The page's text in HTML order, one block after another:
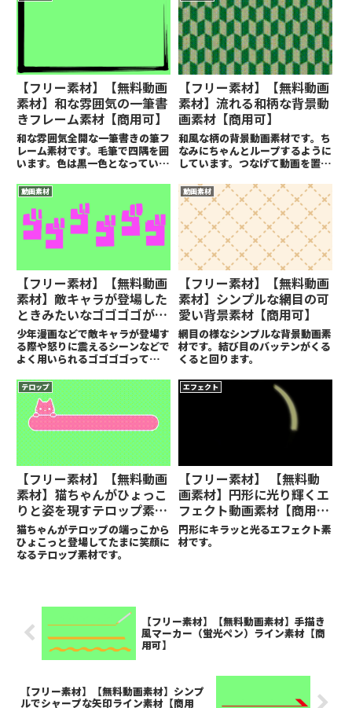
【フリー素材】【無料動画
素材】和な雰囲気の一筆書
きフレーム素材【商用可】
和な雰囲気全開な一筆書きの筆フ
レーム素材です。毛筆で四隅を囲
います。色は黒一色となっていま
【フリー素材】【無料動画
素材】流れる和柄な背景動
画素材【商用可】
和風な柄の背景動画素材です。ち
なみにちゃんとループするように
しています。つなげて動画を置い
す。
動画素材
【フリー素材】【無料動画
素材】敵キャラが登場した
ときみたいなゴゴゴゴが揺
れるアイコン動画素材【商
用可】
少年漫画などで敵キャラが登場す
る際や怒りに震えるシーンなどで
よく用いられるゴゴゴゴっていう
コン素材となります。
動画素材
【フリー素材】【無料動画
素材】シンプルな網目の可
愛い背景素材【商用可】
網目の様なシンプルな背景動画素
材です。結び目のバッテンがくる
くると回ります。
テロップ
【フリー素材】【無料動画
素材】猫ちゃんがひょっこ
りと姿を現すテロップ素材
【商用可】
猫ちゃんがテロップの端っこから
ひょこっと登場してたまに笑顔に
なるテロップ素材です。
エフェクト
【フリー素材】 【無料動
画素材】円形に光り輝くエ
フェクト動画素材【商用
可】
円形にキラッと光るエフェクト素
材です。
【フリー素材】【無料動画素材】手描き
風マーカー（蛍光ペン）ライン素材【商
用可】
【フリー素材】【無料動画素材】シンプ
ルでシャープな矢印ライン素材【商用